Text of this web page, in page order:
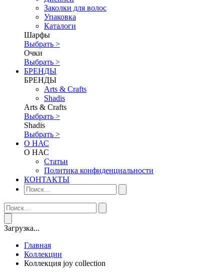
Заколки для волос
Упаковка
Каталоги
Шарфы
Выбрать >
Очки
Выбрать >
БРЕНДЫ
БРЕНДЫ
Аrts & Сrafts
Shadis
Аrts & Сrafts
Выбрать >
Shadis
Выбрать >
О НАС
О НАС
Статьи
Политика конфиденциальности
КОНТАКТЫ
Загрузка...
Главная
Коллекции
Коллекция joy collection